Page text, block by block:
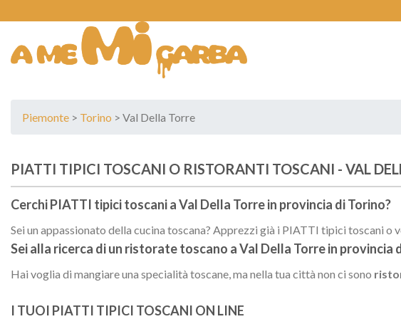
content
Piemonte > Torino > Val Della Torre
PIATTI TIPICI TOSCANI O RISTORANTI TOSCANI - VAL
Cerchi PIATTI tipici toscani aVal Della Torrein provincia diTorino?
Sei un appassionato della cucina toscana? Apprezzi già i PIATTI tipici toscani
Sei alla ricerca di un ristorate toscano aVal Della Torrein provincia
Hai voglia di mangiare una specialità toscane, ma nella tua città non ci sono
I TUOI PIATTI TIPICI TOSCANI ON LINE